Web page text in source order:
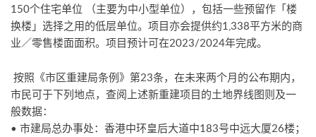
150个住宅单位 （主要为中小型单位），包括一些预留作「楼
换楼」选择之用的低层单位。项目亦会提供约1,338平方米的商
业／零售楼面面积。项目预计可在2023/2024年完成。
按照《市区重建局条例》第23条，在未来两个月的公布期内，
市民可于下列地点，查阅上述新重建项目的土地界线图则及一
般数据：
• 市建局总办事处：香港中环皇后大道中183号中远大厦26楼；